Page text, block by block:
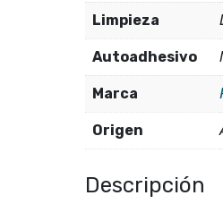
Limpieza
Autoadhesivo
Marca
Origen
Descripción